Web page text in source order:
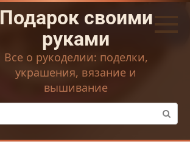
Подарок своими
руками
Все о рукоделии: поделки,
украшения, вязание и
вышивание